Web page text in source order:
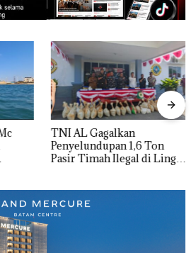
TNI AL Gagalkan
Penyelundupan 1,6 Ton
Pasir Timah Ilegal di Lingga,
Diselundupkan ke Malaysia